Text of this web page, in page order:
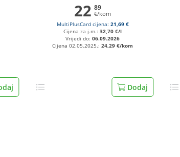
22 89
€/kom
MultiPlusCard cijena: 21,69 €
Cijena za j.m.:32,70 €/l
Vrijedi do:06.09.2026
Cijena 02.05.2025.:24,29 €/kom
Dodaj